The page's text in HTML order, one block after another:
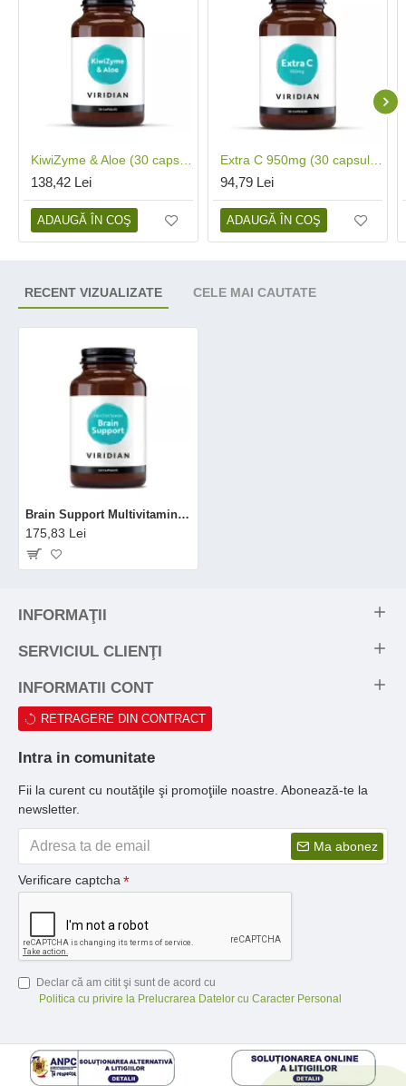
138,42 Lei
ADAUGĂ ÎN COŞ
94,79 Lei
ADAUGĂ ÎN COŞ
RECENT VIZUALIZATE CELE MAI CAUTATE
Brain Support Multivitamin (60 capsule), Viridian
175,83 Lei
INFORMAŢII
SERVICIUL CLIENŢI
INFORMATII CONT
RETRAGERE DIN CONTRACT
Intra in comunitate
Fii la curent cu noutăţile şi promoţiile noastre. Abonează-te la
newsletter.
Ma abonez
Verificare captcha
Declar că am citit şi sunt de acord cu
Politica cu privire la Prelucrarea Datelor cu Caracter Personal